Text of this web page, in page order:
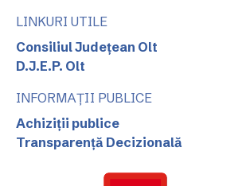
LINKURI UTILE
Consiliul Județean Olt
D.J.E.P. Olt
INFORMAȚII PUBLICE
Achiziții publice
Transparență Decizională